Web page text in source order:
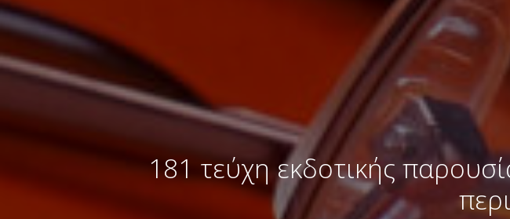
181 τεύχη εκδοτικής